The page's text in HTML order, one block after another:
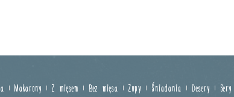
Makarony Z mięsem Bez mięsa Zupy Śniadania Desery